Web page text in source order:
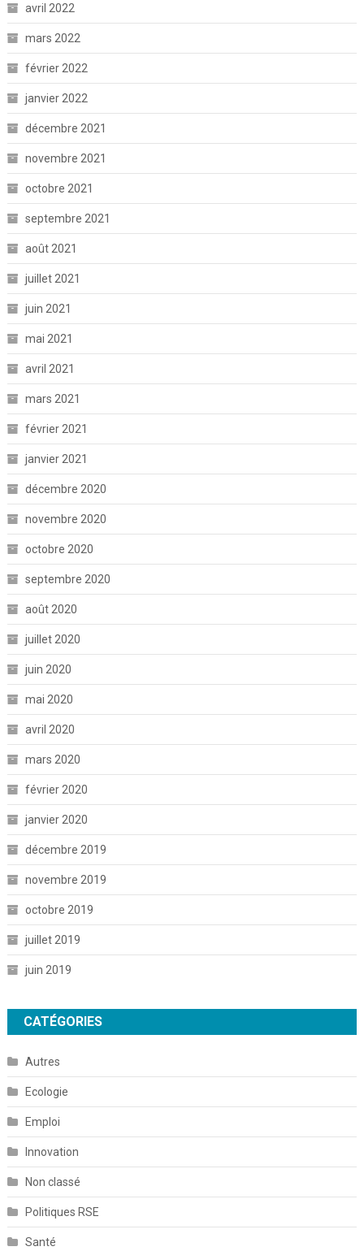
avril 2022
mars 2022
février 2022
janvier 2022
décembre 2021
novembre 2021
octobre 2021
septembre 2021
août 2021
juillet 2021
juin 2021
mai 2021
avril 2021
mars 2021
février 2021
janvier 2021
décembre 2020
novembre 2020
octobre 2020
septembre 2020
août 2020
juillet 2020
juin 2020
mai 2020
avril 2020
mars 2020
février 2020
janvier 2020
décembre 2019
novembre 2019
octobre 2019
juillet 2019
juin 2019
CATÉGORIES
Autres
Ecologie
Emploi
Innovation
Non classé
Politiques RSE
Santé